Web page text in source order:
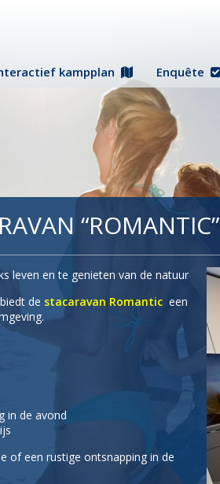
kampplan Enquête
“ROMANTIC”
leven en te genieten van de natuur
de stacaravan Romantic een
in de avond
of een rustige ontsnapping in de